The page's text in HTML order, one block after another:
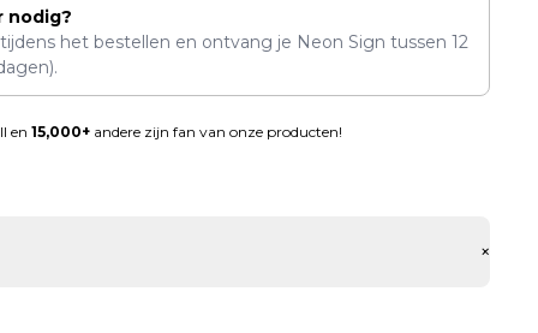
nodig?
het bestellen en ontvang je Neon Sign tussen 12
en 15,000+andere zijn fan van onze producten!
+